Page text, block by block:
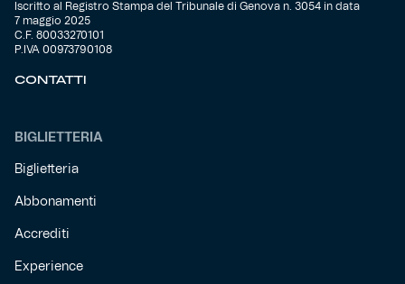
Iscritto al Registro Stampa del Tribunale di Genova n. 3054 in data
7 maggio 2025
C.F. 80033270101
P.IVA 00973790108
CONTATTI
BIGLIETTERIA
Biglietteria
Abbonamenti
Accrediti
Experience